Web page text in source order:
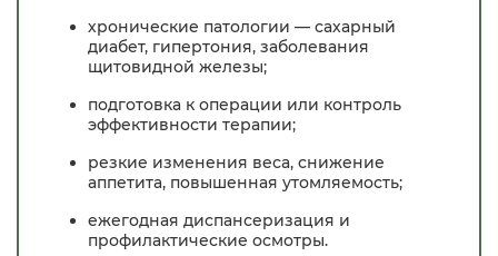
хронические патологии — сахарный
диабет, гипертония, заболевания
щитовидной железы;
подготовка к операции или контроль
эффективности терапии;
резкие изменения веса, снижение
аппетита, повышенная утомляемость;
ежегодная диспансеризация и
профилактические осмотры.